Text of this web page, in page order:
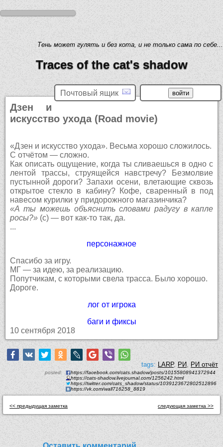
Тень может гулять и без кота, и не только сама по себе...
Traces of the cat's shadow
Почтовый ящик
Дзен и
искусство ухода (Road movie)
«Дзен и искусство ухода». Весьма хорошо сложилось.
С отчётом — сложно.
Как описать ощущение, когда ты сливаешься в одно с
лентой трассы, струящейся навстречу? Безмолвие
пустынной дороги? Запахи осени, влетающие сквозь
открытое стекло в кабину? Кофе, сваренный в под
навесом курилки у придорожного магазинчика?
«А ты можешь объяснить словами радугу в капле
росы?»(с) — вот как-то так, да.
...
персонажное
Спасибо за игру.
МГ — за идею, за реализацию.
Попутчикам, с которыми свела трасса. Было хорошо.
Дороге.
лог от игрока
баги и фиксы
10 сентября 2018
tags: LARP,РИ,РИ отчёт
posted:
https://facebook.com/cats.shadow/posts/10155808941372944
https://cats-shadow.livejournal.com/1256242.html
https://twitter.com/cats_shadow/status/1039123672802512896
https://vk.com/wall716258_8819
<< предыдущая заметка следующая заметка >>